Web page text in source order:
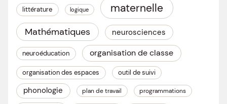
littérature logique maternelle
Mathématiques neurosciences
neuroéducation organisation de classe
organisation des espaces outil de suivi
phonologie plan de travail programmations